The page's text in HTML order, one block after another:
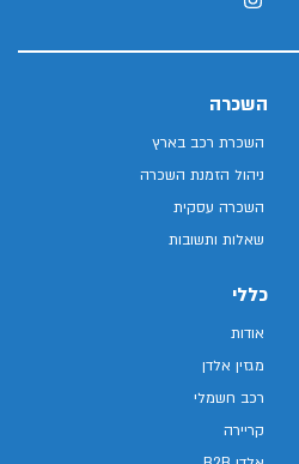
השכרה
השכרת רכב בארץ
ניהול הזמנת השכרה
השכרה עסקית
שאלות ותשובות
כללי
אודות
מגזין אלדן
רכב חשמלי
קריירה